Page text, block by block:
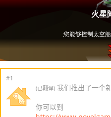
#1
(已翻译) 我们推出了一个
你可以到